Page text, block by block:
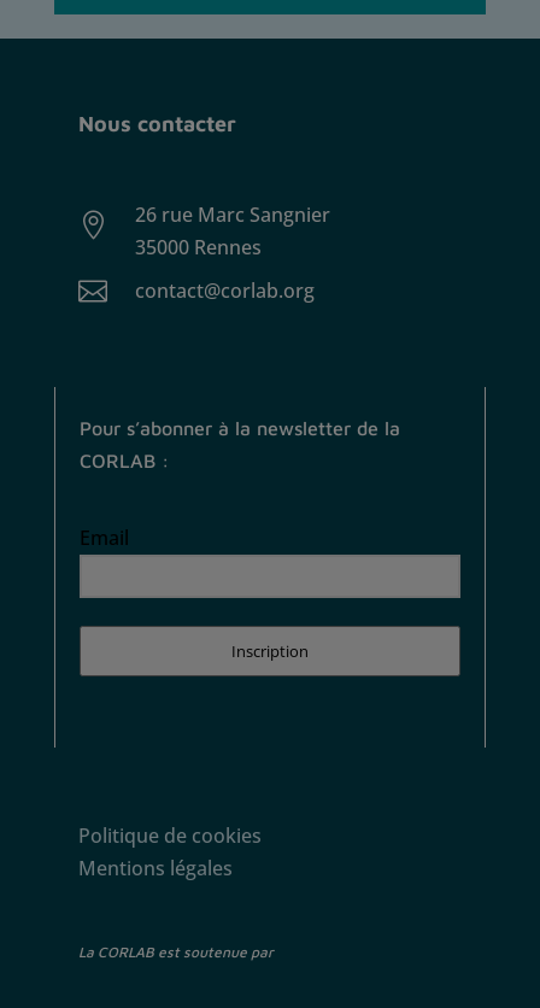
Nous contacter

26 rue Marc Sangnier
35000 Rennes
 contact@corlab.org
Pour s’abonner à la newsletter de la
CORLAB :
Email
Inscription
Politique de cookies
Mentions légales
La CORLAB est soutenue par